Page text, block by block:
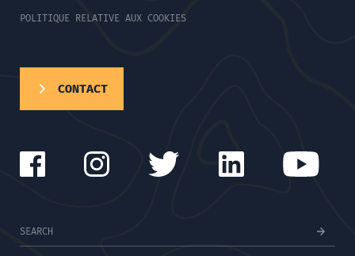
POLITIQUE RELATIVE AUX COOKIES
CONTACT